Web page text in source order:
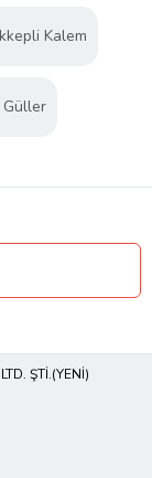
Kalem
Güller
ŞTİ.(YENİ)